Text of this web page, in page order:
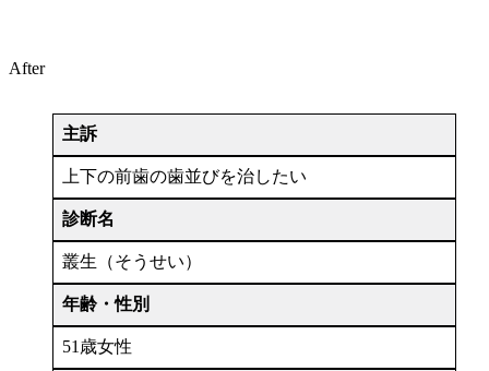
After
主訴
上下の前歯の歯並びを治したい
診断名
叢生（そうせい）
年齢・性別
51歳女性